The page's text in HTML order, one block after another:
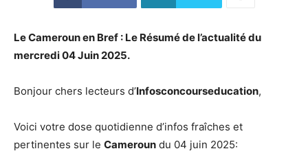
Le Cameroun en Bref : Le Résumé de l’actualité du
mercredi 04 Juin2025.
Bonjour chers lecteurs d’Infosconcourseducation,
Voici votre dose quotidienne d’infos fraîches et
pertinentes sur le Cameroun du 04 juin 2025: